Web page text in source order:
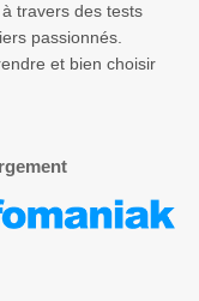
travers des tests
passionnés.
et bien choisir